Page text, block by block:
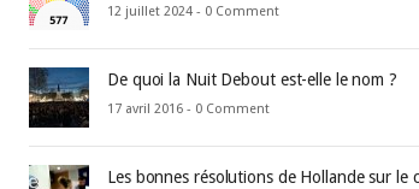
12 juillet 2024 - 0 Comment
De quoi la Nuit Debout est-elle le nom ?
17 avril 2016 - 0 Comment
Les bonnes résolutions de Hollande sur le